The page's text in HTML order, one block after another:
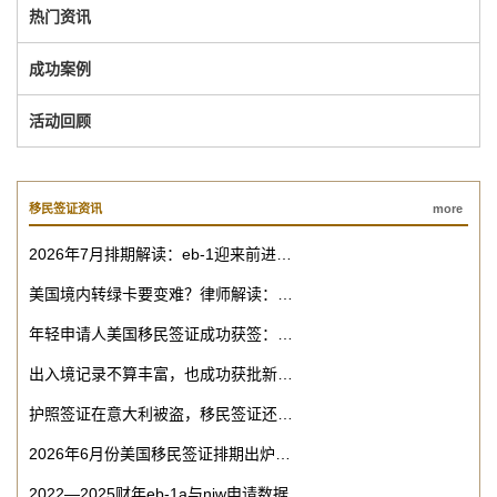
热门资讯
成功案例
活动回顾
移民签证资讯 more
2026年7月排期解读：eb-1迎来前进…
美国境内转绿卡要变难？律师解读：…
年轻申请人美国移民签证成功获签：…
出入境记录不算丰富，也成功获批新…
护照签证在意大利被盗，移民签证还…
2026年6月份美国移民签证排期出炉…